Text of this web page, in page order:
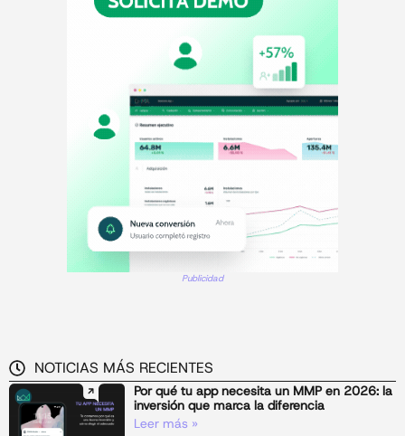
Publicidad
NOTICIAS MÁS RECIENTES
Por qué tu app necesita un MMP en 2026: la
inversión que marca la diferencia
Leer más »